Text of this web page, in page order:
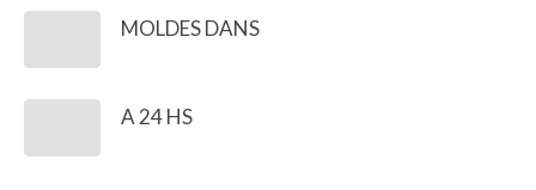
MOLDES DANS
A 24 HS